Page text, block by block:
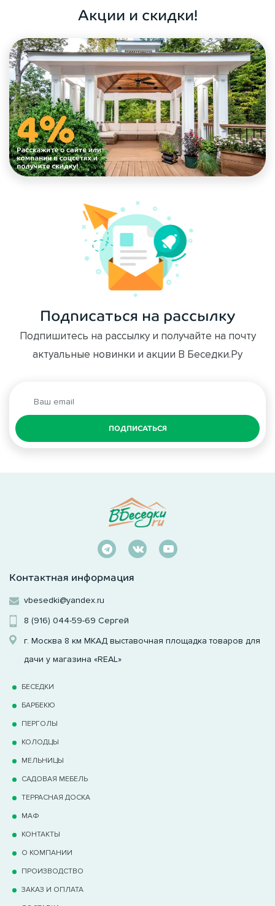
Акции и скидки!
Подписаться на рассылку
Подпишитесь на рассылку и получайте на почту
актуальные новинки и акции В Беседки.Ру
ПОДПИСАТЬСЯ
Контактная информация
vbesedki@yandex.ru
8 (916) 044-59-69 Сергей
г. Москва 8 км МКАД выставочная площадка товаров для
дачи у магазина «REAL»
БЕСЕДКИ
БАРБЕКЮ
ПЕРГОЛЫ
КОЛОДЦЫ
МЕЛЬНИЦЫ
САДОВАЯ МЕБЕЛЬ
ТЕРРАCНАЯ ДОСКА
МАФ
КОНТАКТЫ
О КОМПАНИИ
ПРОИЗВОДСТВО
ЗАКАЗ И ОПЛАТА